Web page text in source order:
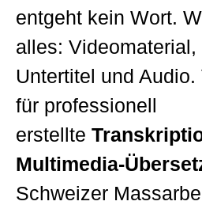
entgeht kein Wort.
alles:
Untertitel und
für professionell
erstellte
Multimedia-
Schweizer